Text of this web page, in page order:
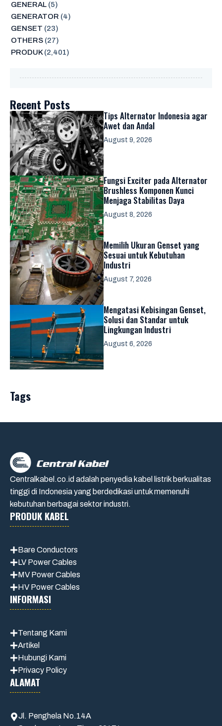
GENERAL(5)
GENERATOR (4)
GENSET (23)
OTHERS(27)
PRODUK(2,401)
Recent Posts
Tips Alternator Indonesia agar
Awet dan Andal
August 9, 2026
Fungsi Exciter pada Alternator
Brushless Komponen Kunci
Menjaga Stabilitas Daya
August 8, 2026
Memilih Ukuran Genset yang
Sesuai untuk Kebutuhan
Industri
August 7, 2026
Mengatasi Kebisingan Genset,
Solusi dan Standar untuk
Lingkungan Industri
August 6, 2026
Tags
Centralkabel.co.id adalah penyedia kabel listrik berkualitas
tinggi di Indonesia yang berdedikasi untuk memenuhi
kebutuhan berbagai sektor industri.
PRODUK KABEL
Bare Conductors
LV Power Cables
MV Power Cables
HV Power Cables
INFORMASI
Tentang Kami
Artikel
Hubungi Kami
Privacy Policy
ALAMAT
Jl. Penghela No.14A